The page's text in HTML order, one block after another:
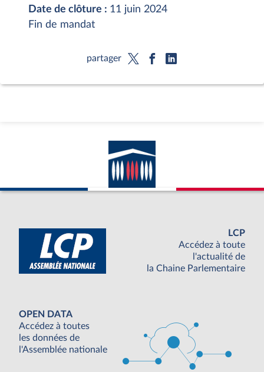
Date de clôture : 11 juin 2024
Fin de mandat
partager
LCP
Accédez à toute
l'actualité de
la Chaine Parlementaire
OPEN DATA
Accédez à toutes
les données de
l'Assemblée nationale